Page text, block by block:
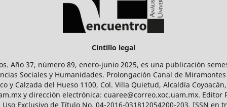
Cintillo legal
Año 37, número 89, enero-junio 2025, es una publicación
Sociales y Humanidades. Prolongación Canal de Miramontes
y Calzada del Hueso 1100, Col. Villa Quietud, Alcaldía
y dirección electrónica: cuaree@correo.xoc.uam.mx. Editor
Exclusivo de Título No. 04-2016-031812054200-203, ISSN